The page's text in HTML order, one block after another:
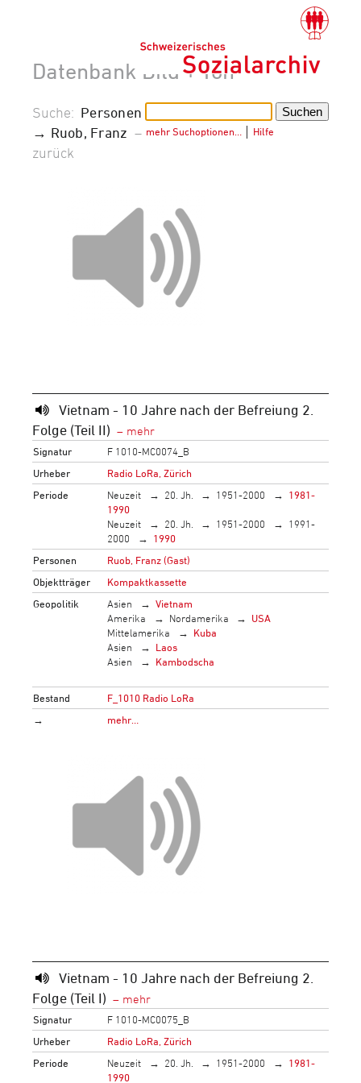
Datenbank Bild + Ton
mehr Suchoptionen… Hilfe
Suche: Personen
→ Ruob, Franz –
zurück
Vietnam - 10 Jahre nach der Befreiung 2.
Folge (Teil II)
Signatur
F 1010-MC0074_B
Urheber
Radio LoRa, Zürich
Periode
Neuzeit 20. Jh. 1951-2000
1981-
1990
Neuzeit
20. Jh. 1951-2000
1991-
2000
1990
Personen
Ruob, Franz (Gast)
Objektträger
Kompaktkassette
Geopolitik
Asien
Vietnam
Amerika
Nordamerika
USA
Mittelamerika
Kuba
Asien
Laos
Asien
Kambodscha
Bestand
F_1010 Radio LoRa
→
mehr…
Vietnam - 10 Jahre nach der Befreiung 2.
Folge (Teil I)
Signatur
F 1010-MC0075_B
Urheber
Radio LoRa, Zürich
Periode
Neuzeit 20. Jh. 1951-2000
1981-
1990